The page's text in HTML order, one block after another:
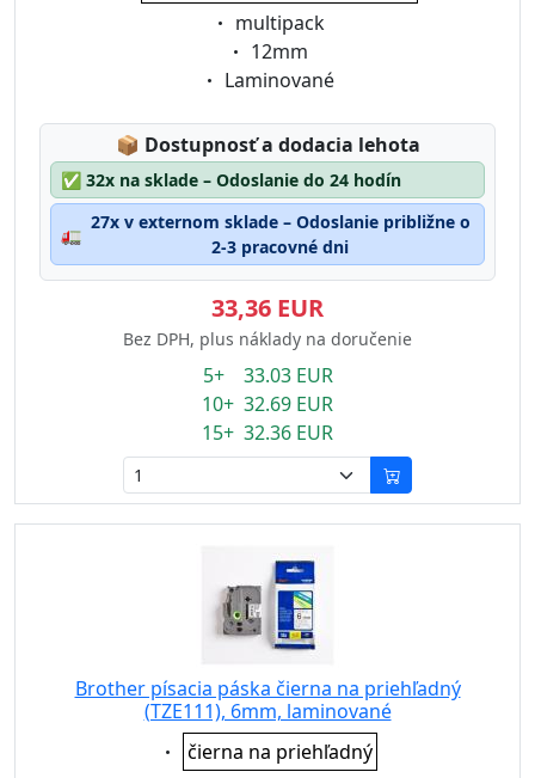
Eigenschaft:
multipack
Eigenschaft:
12mm
Eigenschaft:
Laminované
📦 Lagerstatus:
Dostupnosť a dodacia lehota
✅ 32x na sklade – Odoslanie do 24 hodín
🚛
27x v externom sklade – Odoslanie približne o
2-3 pracovné dni
33,36 EUR
Bez DPH, plus náklady na doručenie
5+ 33.03 EUR
10+ 32.69 EUR
15+ 32.36 EUR
Brother písacia páska čierna na priehľadný
(TZE111), 6mm, laminované
Eigenschaft:
čierna na priehľadný